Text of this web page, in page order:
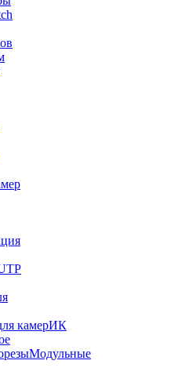
камерИК
Модульные